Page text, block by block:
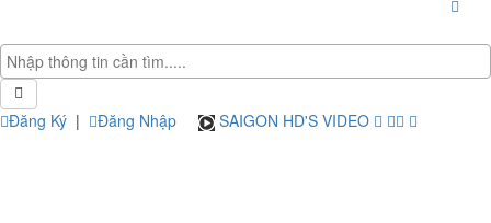
Đăng Ký | Đăng Nhập SAIGON HD'S VIDEO